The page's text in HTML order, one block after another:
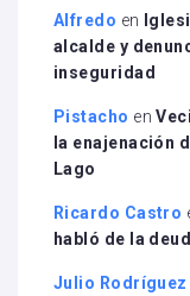
Alfredo en
alcalde y
inseguridad
Pistacho en
la enajenación
Lago
Ricardo Castro
habló de la
Julio Rodríguez